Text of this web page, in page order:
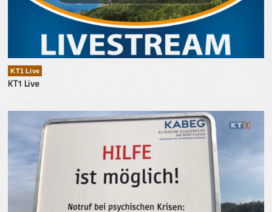
KT1 Live
KT1 Live